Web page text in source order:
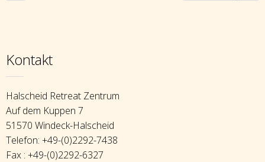
Kontakt
Halscheid Retreat Zentrum
Auf dem Kuppen 7
51570 Windeck-Halscheid
Telefon: +49-(0)2292-7438
Fax : +49-(0)2292-6327